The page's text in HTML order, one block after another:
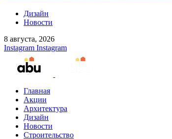
Дизайн
Новости
8 августа, 2026
Instagram Instagram
Главная
Акции
Архитектура
Дизайн
Новости
Строительство